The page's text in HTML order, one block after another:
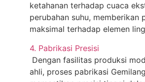
ketahanan terhadap cuaca
perubahan suhu, memberikan
maksimal terhadap elemen
4. Pabrikasi Presisi
Dengan fasilitas produksi
ahli, proses pabrikasi